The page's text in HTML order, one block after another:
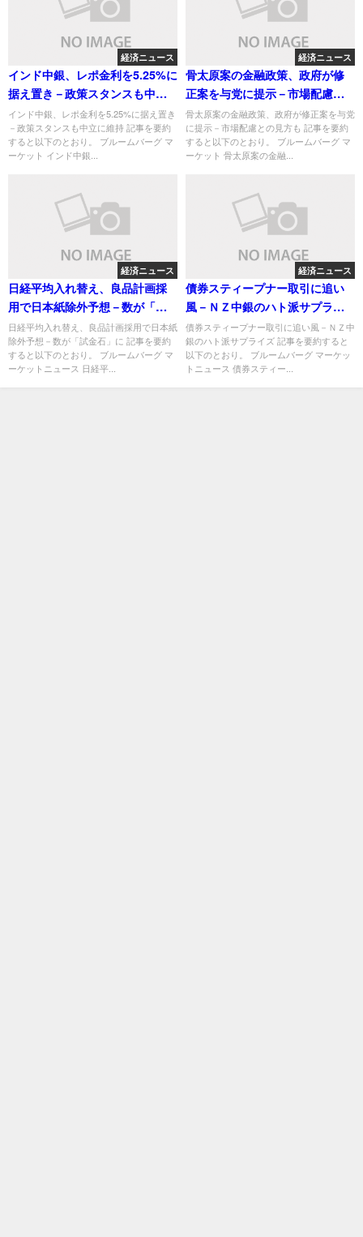
経済ニュース
インド中銀、レポ金利を5.25%に
据え置き－政策スタンスも中立
に維持
インド中銀、レポ金利を5.25%に据え置き
－政策スタンスも中立に維持 記事を要約
すると以下のとおり。 ブルームバーグ マ
ーケット インド中銀...
経済ニュース
骨太原案の金融政策、政府が修
正案を与党に提示－市場配慮と
の見方も
骨太原案の金融政策、政府が修正案を与党
に提示－市場配慮との見方も 記事を要約
すると以下のとおり。 ブルームバーグ マ
ーケット 骨太原案の金融...
経済ニュース
日経平均入れ替え、良品計画採
用で日本紙除外予想－数が「試
金石」に
日経平均入れ替え、良品計画採用で日本紙
除外予想－数が「試金石」に 記事を要約
すると以下のとおり。 ブルームバーグ マ
ーケットニュース 日経平...
経済ニュース
債券スティープナー取引に追い
風－ＮＺ中銀のハト派サプライ
ズ
債券スティープナー取引に追い風－ＮＺ中
銀のハト派サプライズ 記事を要約すると
以下のとおり。 ブルームバーグ マーケッ
トニュース 債券スティー...